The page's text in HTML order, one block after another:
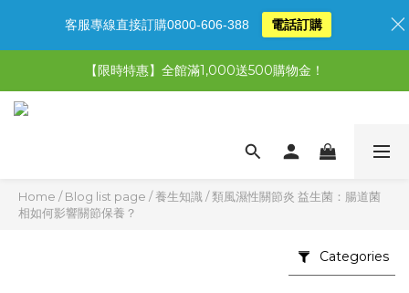
【限時特惠】全館滿1,000送500購物金！
【限時特惠】全館滿1,000送500購物金！
【限時特惠】超值5選3，最高現省1,770元
Home /Blog list page /養生知識 /類風濕性關節炎 益生菌：腸道菌
相如何影響關節保養？
Categories
客服專線直接訂購0800-606-388 電話訂購